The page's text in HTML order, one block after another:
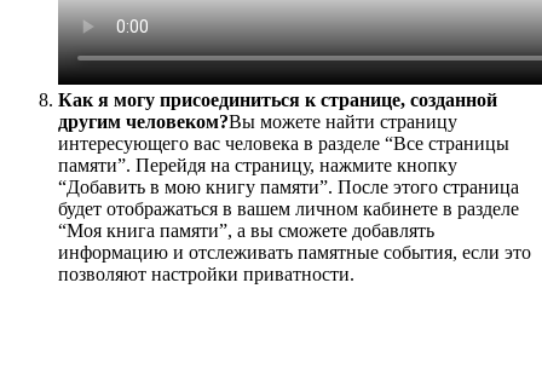
Как я могу присоединиться к странице, созданной
другим человеком?Вы можете найти страницу
интересующего вас человека в разделе “Все страницы
памяти”. Перейдя на страницу, нажмите кнопку
“Добавить в мою книгу памяти”. После этого страница
будет отображаться в вашем личном кабинете в разделе
“Моя книга памяти”, а вы сможете добавлять
информацию и отслеживать памятные события, если это
позволяют настройки приватности.